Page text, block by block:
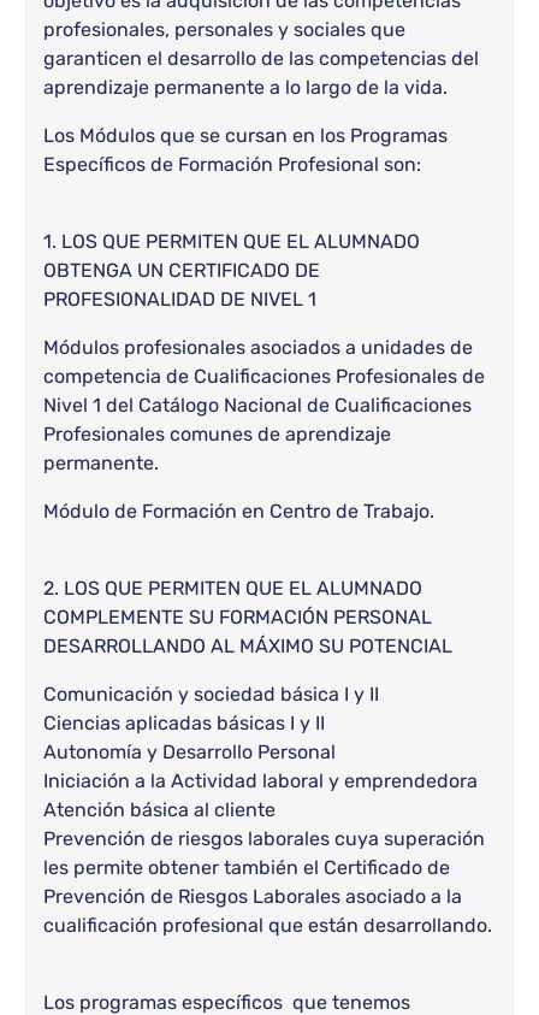
profesionales, personales y sociales que
garanticen el desarrollo de las competencias del
aprendizaje permanente a lo largo de la vida.
Los Módulos que se cursan en los Programas
Específicos de Formación Profesional son:
1. LOS QUE PERMITEN QUE EL ALUMNADO
OBTENGA UN CERTIFICADO DE
PROFESIONALIDAD DE NIVEL 1
Módulos profesionales asociados a unidades de
competencia de Cualificaciones Profesionales de
Nivel 1 del Catálogo Nacional de Cualificaciones
Profesionales comunes de aprendizaje
permanente.
Módulo de Formación en Centro de Trabajo.
2. LOS QUE PERMITEN QUE EL ALUMNADO
COMPLEMENTE SU FORMACIÓN PERSONAL
DESARROLLANDO AL MÁXIMO SU POTENCIAL
Comunicación y sociedad básica I y II
Ciencias aplicadas básicas I y II
Autonomía y Desarrollo Personal
Iniciación a la Actividad laboral y emprendedora
Atención básica al cliente
Prevención de riesgos laborales cuya superación
les permite obtener también el Certificado de
Prevención de Riesgos Laborales asociado a la
cualificación profesional que están desarrollando.
Los programas específicos que tenemos